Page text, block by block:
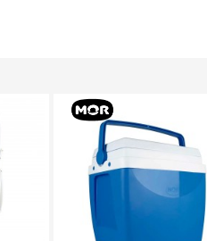
TEXTTRANSPARENTE